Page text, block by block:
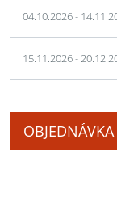
04.10.2026 -
15.11.2026 -